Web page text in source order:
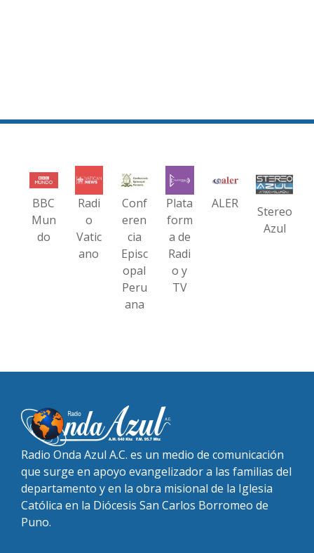
BBC
Mun
do
Radi
o
Vatic
ano
Conf
eren
cia
Episc
opal
Peru
ana
Plata
form
a de
Radi
o y
TV
ALER
Stereo
Azul
Radio Onda Azul A.C. es un medio de comunicación
que surge en apoyo evangelizador a las familias del
departamento y en la obra misional de la Iglesia
Católica en la Diócesis San Carlos Borromeo de
Puno.